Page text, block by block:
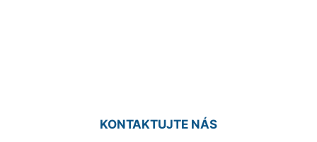
KONTAKTUJTE NÁS